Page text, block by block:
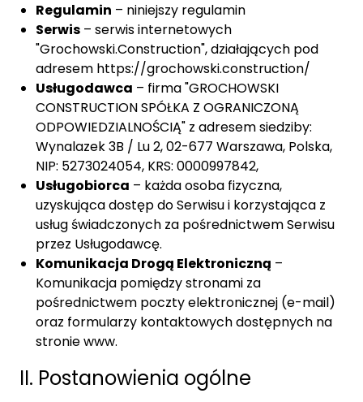
Regulamin – niniejszy regulamin
Serwis – serwis internetowych
"Grochowski.Construction", działających pod
adresem https://grochowski.construction/
Usługodawca – firma "GROCHOWSKI
CONSTRUCTION SPÓŁKA Z OGRANICZONĄ
ODPOWIEDZIALNOŚCIĄ" z adresem siedziby:
Wynalazek 3B / Lu 2, 02-677 Warszawa, Polska,
NIP: 5273024054, KRS: 0000997842,
Usługobiorca – każda osoba fizyczna,
uzyskująca dostęp do Serwisu i korzystająca z
usług świadczonych za pośrednictwem Serwisu
przez Usługodawcę.
Komunikacja Drogą Elektroniczną –
Komunikacja pomiędzy stronami za
pośrednictwem poczty elektronicznej (e-mail)
oraz formularzy kontaktowych dostępnych na
stronie www.
II. Postanowienia ogólne